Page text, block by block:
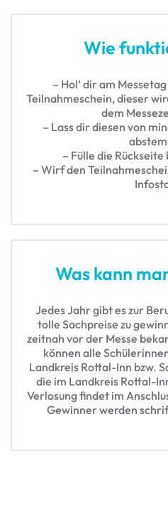
Wie
– Hol‘ dir am
Teilnahmeschein, dieser
dem
– Lass dir diesen von
– Fülle die
– Wirf den
Was kann
Jedes Jahr gibt es zur
tolle Sachpreise zu
zeitnah vor der Messe
können alle
Landkreis Rottal-Inn bzw.
die im Landkreis Rottal-
Verlosung findet im
Gewinner werden